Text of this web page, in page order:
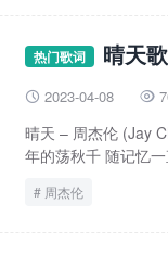
热门歌词 晴天
 2023-04-08 
晴天 – 周杰伦 (Jay
年的荡秋千 随记忆
周杰伦